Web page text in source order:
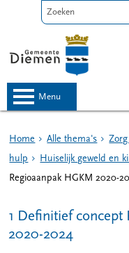
menu
Home Alle thema's
hulp
Huiselijk geweld en
Regioaanpak HGKM 2020-
1 Definitief concept
2020-2024